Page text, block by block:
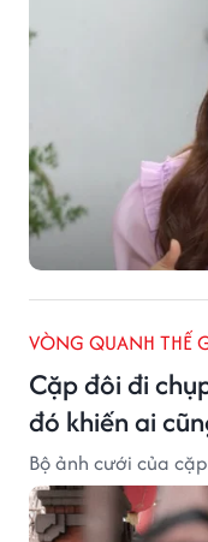
VÒNG QUANH THẾ
Cặp đôi đi
đó khiến ai
Bộ ảnh cưới của